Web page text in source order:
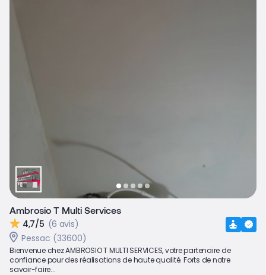
Ambrosio T Multi Services
4,7/5 (6 avis)
Pessac (33600)
Bienvenue chez AMBROSIO T MULTI SERVICES, votre partenaire de
confiance pour des réalisations de haute qualité. Forts de notre
savoir-faire...